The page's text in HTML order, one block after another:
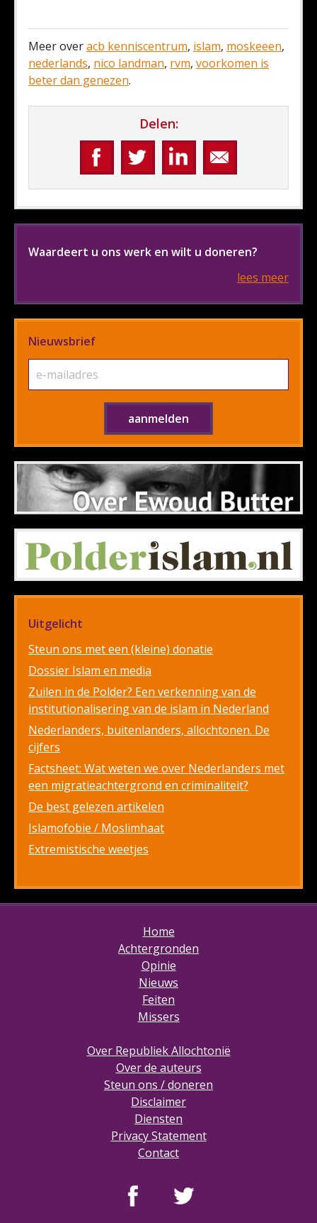
Meer overacb kenniscentrum, islam, moskeeen,
nederlands, nico landman, rvm, voorkomen is
beter dan genezen.
Delen:
Waardeert u ons werk en wilt u doneren?
lees meer
Nieuwsbrief
Uitgelicht
Steun ons met een (kleine) donatie
Dossier Islam en media
Zuilen in de Polder? Een verkenning van de
institutionalisering van de islam in Nederland
Nederlanders, buitenlanders, allochtonen. De
cijfers
Factsheet: Wat weten we over Nederlanders met
een migratieachtergrond en criminaliteit?
De best gelezen artikelen
Islamofobie / Moslimhaat
Extremistische weetjes
Home
Achtergronden
Opinie
Nieuws
Feiten
Missers
Over Republiek Allochtonië
Over de auteurs
Steun ons / doneren
Disclaimer
Diensten
Privacy Statement
Contact